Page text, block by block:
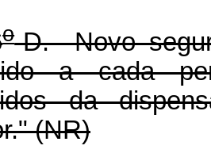
o-D. Novo
a cada
da
(NR)